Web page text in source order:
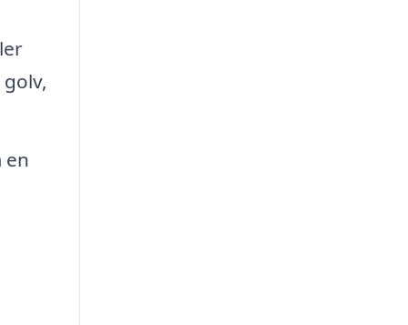
en